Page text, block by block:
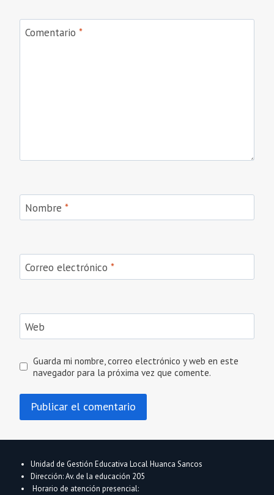
Comentario *
Nombre *
Correo electrónico *
Web
Guarda mi nombre, correo electrónico y web en este
navegador para la próxima vez que comente.
Unidad de Gestión Educativa Local Huanca Sancos
Dirección: Av. de la educación 205
Horario de atención presencial: